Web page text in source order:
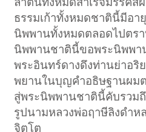
ธรรมเก้าทั้งหมดชาตินี้มีอา
นิพพานทั้งหมดตลอดไปตร
นิพพานชาตินี้ขอพระนิพพ
พระอินทร์ดางดึงท่านย่าอริ
พยานในบุญคำอธิษฐานผม
สู่พระนิพพานชาตินี้คับรวม
รูปนามหลวงพ่อฤาษีลิงดำ
จิตโต